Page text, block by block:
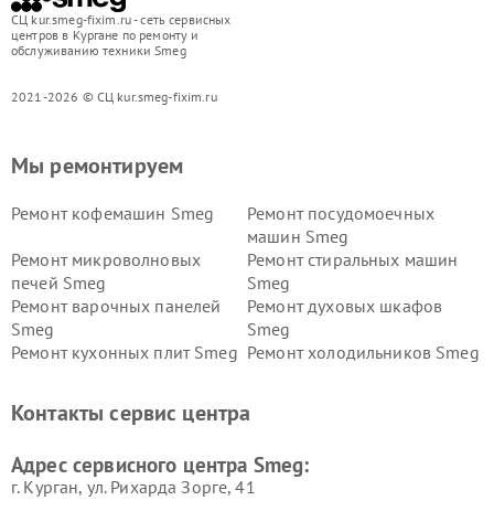
СЦ kur.smeg-fixim.ru - сеть сервисных
центров в Кургане по ремонту и
обслуживанию техники Smeg
2021-2026 © СЦ kur.smeg-fixim.ru
Мы ремонтируем
Ремонт кофемашин Smeg
Ремонт посудомоечных
машин Smeg
Ремонт микроволновых
печей Smeg
Ремонт стиральных машин
Smeg
Ремонт варочных панелей
Smeg
Ремонт духовых шкафов
Smeg
Ремонт кухонных плит Smeg Ремонт холодильников Smeg
Контакты сервис центра
Адрес сервисного центра Smeg:
г. Курган, ул. Рихарда Зорге, 41